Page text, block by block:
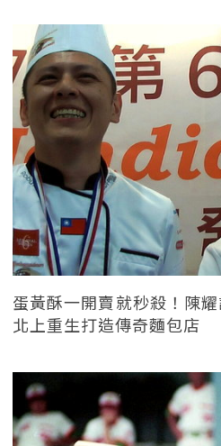
蛋黃酥一開賣就秒殺！陳
北上重生打造傳奇麵包店